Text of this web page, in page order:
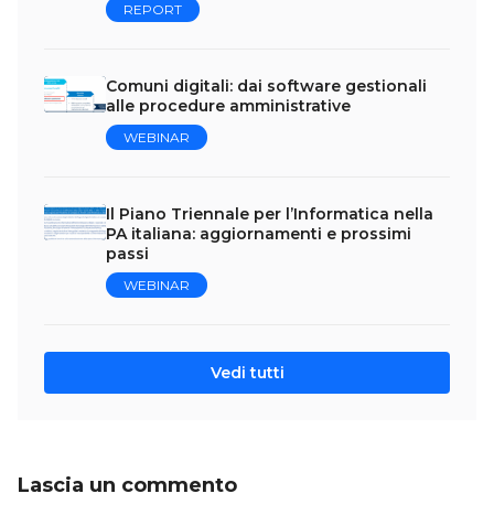
REPORT
Comuni digitali: dai software gestionali
alle procedure amministrative
WEBINAR
Il Piano Triennale per l’Informatica nella
PA italiana: aggiornamenti e prossimi
passi
WEBINAR
Vedi tutti
Lascia un commento